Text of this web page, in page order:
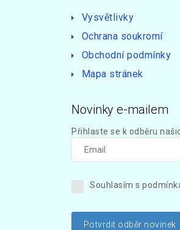
Vysvětlivky
Ochrana soukromí
Obchodní podmínky
Mapa stránek
Novinky e-mailem
Přihlaste se k odběru
Souhlasím s
Potvrdit odběr novinek